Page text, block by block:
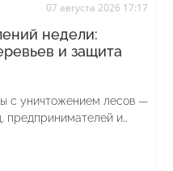
07 августа 2026 17:17
недели:
и защита
с уничтожением лесов —
предпринимателей и